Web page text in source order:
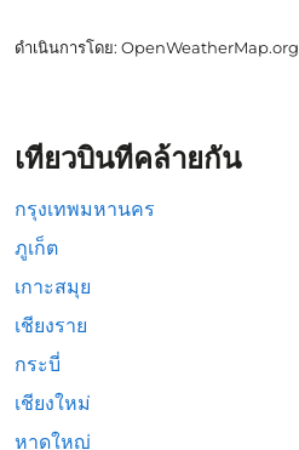
ดำเนินการโดย: OpenWeatherMap.org
เที่ยวบินที่คล้ายกัน
กรุงเทพมหานคร
ภูเก็ต
เกาะสมุย
เชียงราย
กระบี่
เชียงใหม่
หาดใหญ่